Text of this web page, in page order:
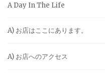
A Day In The Life
A) お店はここにあります。
A) お店へのアクセス